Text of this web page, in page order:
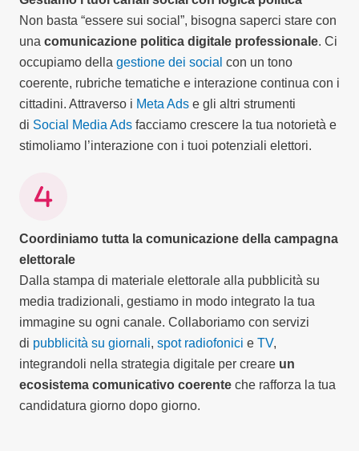
Non basta “essere sui social”, bisogna saperci stare con
una comunicazione politica digitale professionale. Ci
occupiamo della gestione dei social con un tono
coerente, rubriche tematiche e interazione continua con i
cittadini. Attraverso i Meta Ads e gli altri strumenti
di Social Media Ads facciamo crescere la tua notorietà e
stimoliamo l’interazione con i tuoi potenziali elettori.
Coordiniamo tutta la comunicazione della campagna
elettorale
Dalla stampa di materiale elettorale alla pubblicità su
media tradizionali, gestiamo in modo integrato la tua
immagine su ogni canale. Collaboriamo con servizi
di pubblicità su giornali, spot radiofonici e TV,
integrandoli nella strategia digitale per creare un
ecosistema comunicativo coerente che rafforza la tua
candidatura giorno dopo giorno.